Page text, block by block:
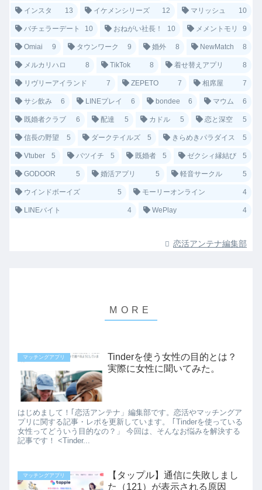
インスタ 13 イケメンシリーズ 12 マリッシュ 10
バチェラーデート 10 おねがい社長！ 10 メメントモリ 9
Omiai 9 タウンワーク 9 婚外 8 NewMatch 8
メルカリハロ 8 TikTok 8 着せ替えアプリ 8
リヴリーアイランド 7 ZEPETO 7 相席屋 7
サシ飲み 6 LINEプレイ 6 bondee 6 マウム 6
既婚者クラブ 6 配達 5 カドル 5 恋と深空 5
信長の野望 5 ダークテイルズ 5 きらめきパラダイス 5
Vtuber 5 バツイチ 5 既婚者 5 ゼクシィ縁結び 5
GODOOR 5 婚活アプリ 5 軽音サークル 5
ウインドボーイズ 5 モーリーオンライン 4
LINEバイト 4 WePlay 4
恋活アンテナ編集部
マッチングアプリ
Tinderを使う女性の目的とは？
実際に女性に聞いてみた。
はじめまして！｢恋活アンテナ」編集部です。恋活やマッチングア
プリに関する記事・レポを更新しています。 ｢Tinderを使っている
女性ってどういう目的なの？」 今回は、そんなお悩みを解決する
記事です！ <Tinder...
マッチングアプリ
【タップル】通信に失敗しまし
た（121）が表示される原因